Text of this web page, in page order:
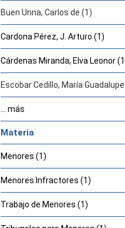
Buen Unna, Carlos de (1)
Cardona Pérez, J. Arturo (1)
Cárdenas Miranda, Elva Leonor
Escobar Cedillo, María
... más
Materia
Menores (1)
Menores Infractores (1)
Trabajo de Menores (1)